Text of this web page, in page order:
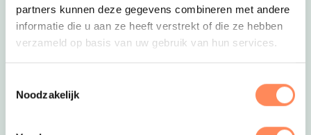
partners kunnen deze gegevens combineren met andere
informatie die u aan ze heeft verstrekt of die ze hebben
verzameld op basis van uw gebruik van hun services.
Noodzakelijk